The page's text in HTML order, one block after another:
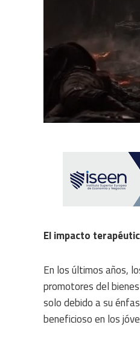
El impacto
En los últimos años,
promotores del
solo debido a su
beneficioso en los